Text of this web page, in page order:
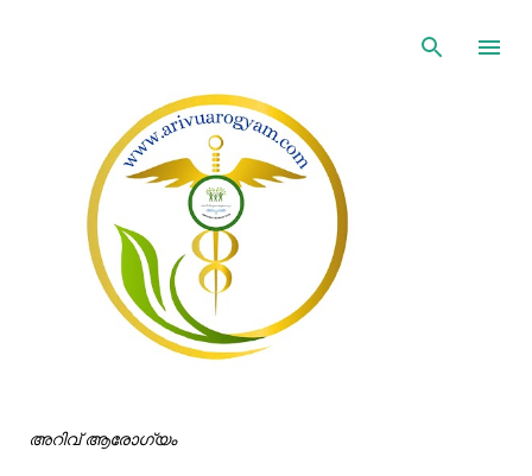
അറിവ് ആരോഗ്യം